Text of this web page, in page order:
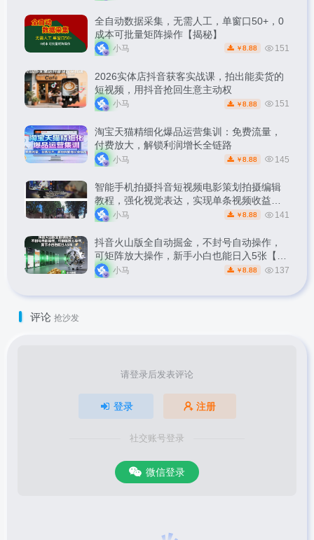
全自动数据采集，无需人工，单窗口50+，0
成本可批量矩阵操作【揭秘】
小马 ￥ 8.88 151
2026实体店抖音获客实战课，拍出能卖货的
短视频，用抖音抢回生意主动权
小马 ￥ 8.88 151
淘宝天猫精细化爆品运营集训：免费流量，
付费放大，解锁利润增长全链路
小马 ￥ 8.88 145
智能手机拍摄抖音短视频电影策划拍摄编辑
教程，强化视觉表达，实现单条视频收益破
1k
小马 ￥ 8.88 141
抖音火山版全自动掘金，不封号自动操作，
可矩阵放大操作，新手小白也能日入5张【揭
秘】小马 ￥ 8.88 137
评论 抢沙发
请登录后发表评论
登录 注册
社交账号登录
微信登录